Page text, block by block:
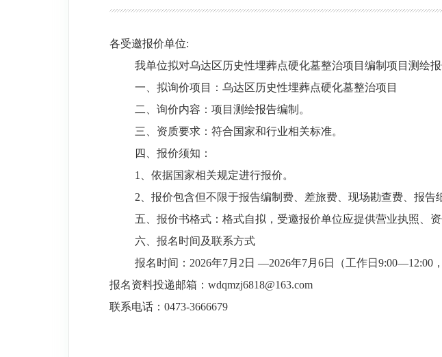
各受邀报价单位:
我单位拟对乌达区历史性埋葬点硬化墓整治项目编制项目测绘
一、拟询价项目： 乌达区历史性埋葬点硬化墓整治项目
二、询价内容： 项目测绘报告编制。
三、资质要求： 符合国家和行业相关标准。
四
、报价须知 ：
1、依据国家相关规定进行报价。
2、报价包含但不限于报告编制费、差旅费、现场勘查费、报告
五 、报价书格式： 格式自拟，受邀报价单位应提供营业执照、
六 、报名时间及联系方式
报名时间：2026年7月2日 —2026年7月6日（工作日9:00—12:00
报名资料投递邮箱：wdqmzj6818@163.com
联系电话：0473-3666679